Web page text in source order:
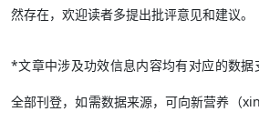
然存在，欢迎读者多提出批评意见和建议。
*文章中涉及功效信息内容均有对应的数
全部刊登，如需数据来源，可向新营养（